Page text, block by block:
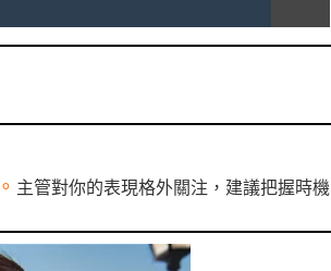
主管對你的表現格外關注，建議把握時機